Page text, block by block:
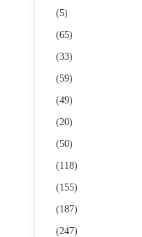
(5)
(65)
(33)
(59)
(49)
(20)
(50)
(118)
(155)
(187)
(247)